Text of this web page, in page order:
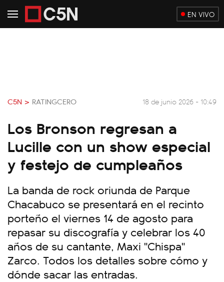
EN VIVO
C5N > RATINGCERO 18 de junio 2026 - 10:49
Los Bronson regresan a
Lucille con un show especial
y festejo de cumpleaños
La banda de rock oriunda de Parque
Chacabuco se presentará en el recinto
porteño el viernes 14 de agosto para
repasar su discografía y celebrar los 40
años de su cantante, Maxi "Chispa"
Zarco. Todos los detalles sobre cómo y
dónde sacar las entradas.